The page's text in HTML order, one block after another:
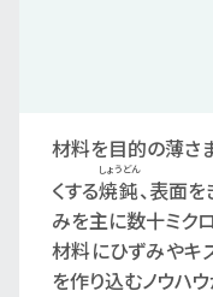
材料を目的の薄さ
くする焼鈍
しょうどん
、表面
みを主に数十ミク
材料にひずみやキ
を作り込むノウハ